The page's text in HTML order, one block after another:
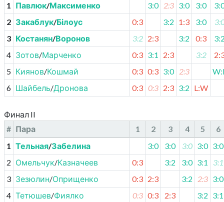
1 Павлюк/Максименко 3:0 2:3 3:0 3:0
2 Закаблук/Білоус 0:3 3:2 1:3 3:0
3 Костанян/Воронов 3:2 2:3 3:2 0:3
4 Зотов/Марченко 0:3 3:1 2:3 3:2
5 Киянов/Кошмай 0:3 0:3 3:0 2:3
6 Шайбель/Дронова 0:3 0:3 2:3 3:2 L:W
Финал II
# Пара 1 2 3 4 5
6
1 Тельная/Забелина 3:0 3:0 3:0 3:0 3:0
2 Омельчук/Казначеев 0:3 3:2 3:0 3:1
3:1
3 Зезюлин/Оприщенко 0:3 2:3 3:2 2:3 3:0
4 Тетюшев/Фиялко 0:3 0:3 2:3 3:2 3:1